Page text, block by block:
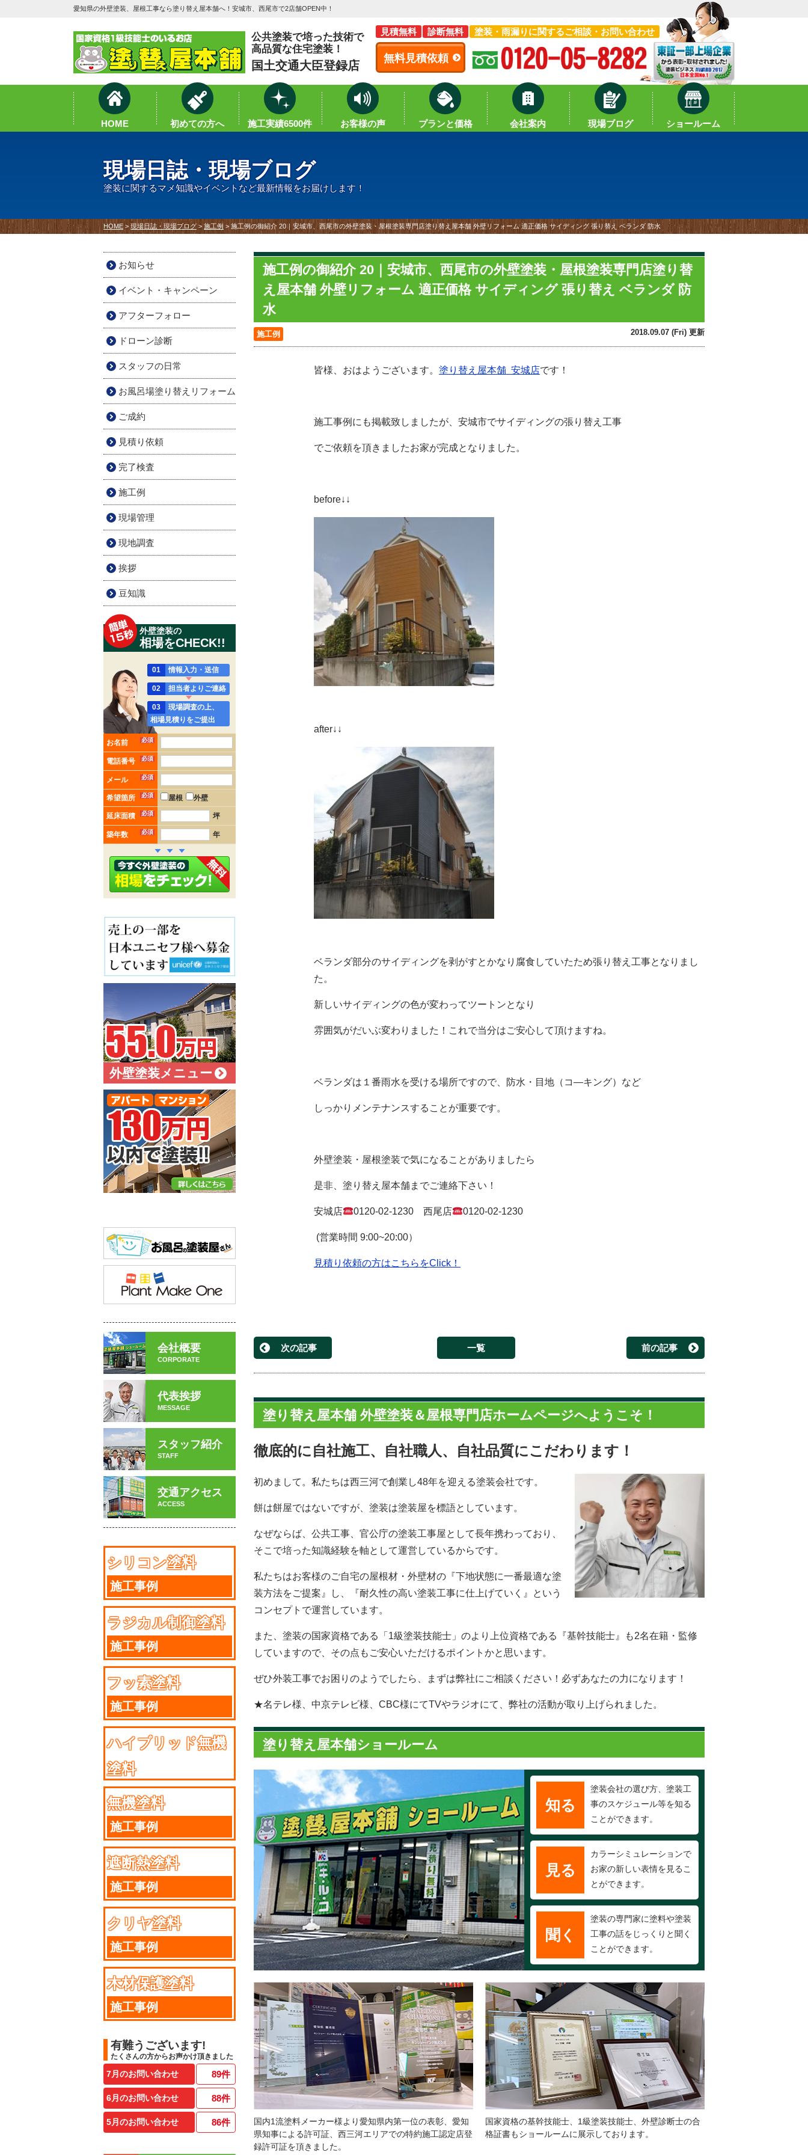
愛知県の外壁塗装、屋根工事なら塗り替え屋本舗へ！安城市、西尾市で2店舗OPEN中！
公共塗装で培った技術で
高品質な住宅塗装！
国土交通大臣登録店
見積無料 診断無料 塗装・雨漏りに関するご相談・お問い合わせ
無料見積依頼
HOME 初めての方へ 施工実績6500件 お客様の声 プランと価格 会社案内 現場ブログ ショールーム
現場日誌・現場ブログ
塗装に関するマメ知識やイベントなど最新情報をお届けします！
HOME> 現場日誌・現場ブログ > 施工例 > 施工例の御紹介 20｜安城市、西尾市の外壁塗装・屋根塗装専門店塗り替え屋本舗 外壁リフォーム 適正価格 サイディング 張り替え ベランダ 防水
施工例の御紹介 20｜安城市、西尾市の外壁塗装・屋根塗装専門店塗り替
え屋本舗 外壁リフォーム 適正価格 サイディング 張り替え ベランダ 防
水
施工例 2018.09.07 (Fri) 更新
皆様、おはようございます。 塗り替え屋本舗 安城店です！
施工事例にも掲載致しましたが、安城市でサイディングの張り替え工事
でご依頼を頂きましたお家が完成となりました。
before↓↓
after↓↓
ベランダ部分のサイディングを剥がすとかなり腐食していたため張り替え工事となりまし
た。
新しいサイディングの色が変わってツートンとなり
雰囲気がだいぶ変わりました！これで当分はご安心して頂けますね。
ベランダは１番雨水を受ける場所ですので、防水・目地（コ―キング）など
しっかりメンテナンスすることが重要です。
外壁塗装・屋根塗装で気になることがありましたら
是非、塗り替え屋本舗までご連絡下さい！
安城店 0120-02-1230 西尾店 0120-02-1230
(営業時間 9:00~20:00）
見積り依頼の方はこちらをClick！
次の記事 一覧 前の記事
塗り替え屋本舗 外壁塗装＆屋根専門店ホームページへようこそ！
徹底的に自社施工、自社職人、自社品質にこだわります！
初めまして。私たちは西三河で創業し48年を迎える塗装会社です。
餅は餅屋ではないですが、塗装は塗装屋を標語としています。
なぜならば、公共工事、官公庁の塗装工事屋として長年携わっており、
そこで培った知識経験を軸として運営しているからです。
私たちはお客様のご自宅の屋根材・外壁材の『下地状態に一番最適な塗
装方法をご提案』し、『耐久性の高い塗装工事に仕上げていく』という
コンセプトで運営しています。
また、塗装の国家資格である「1級塗装技能士」のより上位資格である『基幹技能士』も2名在籍・監修
していますので、その点もご安心いただけるポイントかと思います。
ぜひ外装工事でお困りのようでしたら、まずは弊社にご相談ください！必ずあなたの力になります！
★名テレ様、中京テレビ様、CBC様にてTVやラジオにて、弊社の活動が取り上げられました。
塗り替え屋本舗ショールーム
知る
塗装会社の選び方、塗装工
事のスケジュール等を知る
ことができます。
見る
カラーシミュレーションで
お家の新しい表情を見るこ
とができます。
聞く
塗装の専門家に塗料や塗装
工事の話をじっくりと聞く
ことができます。
国内1流塗料メーカー様より愛知県内第一位の表彰、愛知
県知事による許可証、西三河エリアでの特約施工認定店登
録許可証を頂きました。
国家資格の基幹技能士、1級塗装技能士、外壁診断士の合
格証書もショールームに展示しております。
お知らせ
イベント・キャンペーン
アフターフォロー
ドローン診断
スタッフの日常
お風呂場塗り替えリフォーム
ご成約
見積り依頼
完了検査
施工例
現場管理
現地調査
挨拶
豆知識
外壁塗装の
相場をCHECK!!
01 情報入力・送信
02 担当者よりご連絡
03
現場調査の上、
相場見積りをご提出
お名前 必須
電話番号 必須
メール 必須
希望箇所 必須 屋根 外壁
延床面積 必須 坪
築年数 必須 年
外壁塗装メニュー
会社概要
CORPORATE
代表挨拶
MESSAGE
スタッフ紹介
STAFF
交通アクセス
ACCESS
シリコン塗料
施工事例
ラジカル制御塗料
施工事例
フッ素塗料
施工事例
ハイブリッド無機
塗料
施工事例
無機塗料
施工事例
遮断熱塗料
施工事例
クリヤ塗料
施工事例
木材保護塗料
施工事例
有難うございます!
たくさんの方からお声かけ頂きました
7月のお問い合わせ 89件
6月のお問い合わせ 88件
5月のお問い合わせ 86件